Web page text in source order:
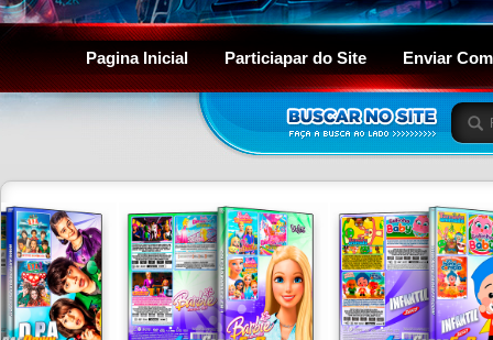
Pagina Inicial Particiapar do Site Enviar